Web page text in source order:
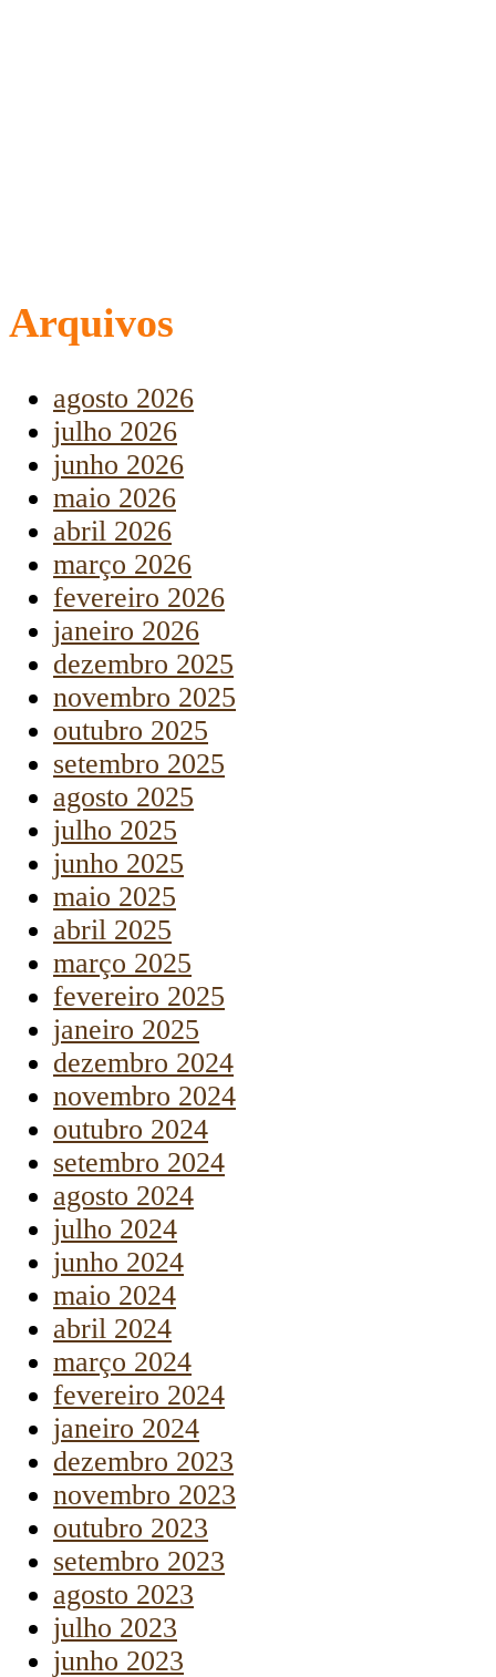
Arquivos
agosto 2026
julho 2026
junho 2026
maio 2026
abril 2026
março 2026
fevereiro 2026
janeiro 2026
dezembro 2025
novembro 2025
outubro 2025
setembro 2025
agosto 2025
julho 2025
junho 2025
maio 2025
abril 2025
março 2025
fevereiro 2025
janeiro 2025
dezembro 2024
novembro 2024
outubro 2024
setembro 2024
agosto 2024
julho 2024
junho 2024
maio 2024
abril 2024
março 2024
fevereiro 2024
janeiro 2024
dezembro 2023
novembro 2023
outubro 2023
setembro 2023
agosto 2023
julho 2023
junho 2023